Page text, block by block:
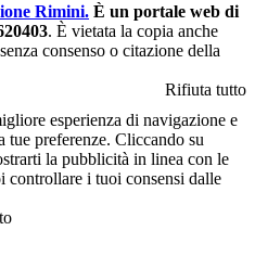
Rimini. È un portale web di
. È vietata la copia anche
consenso o citazione della
Rifiuta tutto
esperienza di navigazione e
tue preferenze. Cliccando su
la pubblicità in linea con le
controllare i tuoi consensi dalle